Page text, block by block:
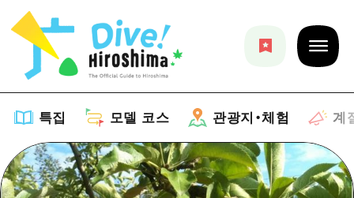
특집 모델 코스 관광지・체험 계
특집